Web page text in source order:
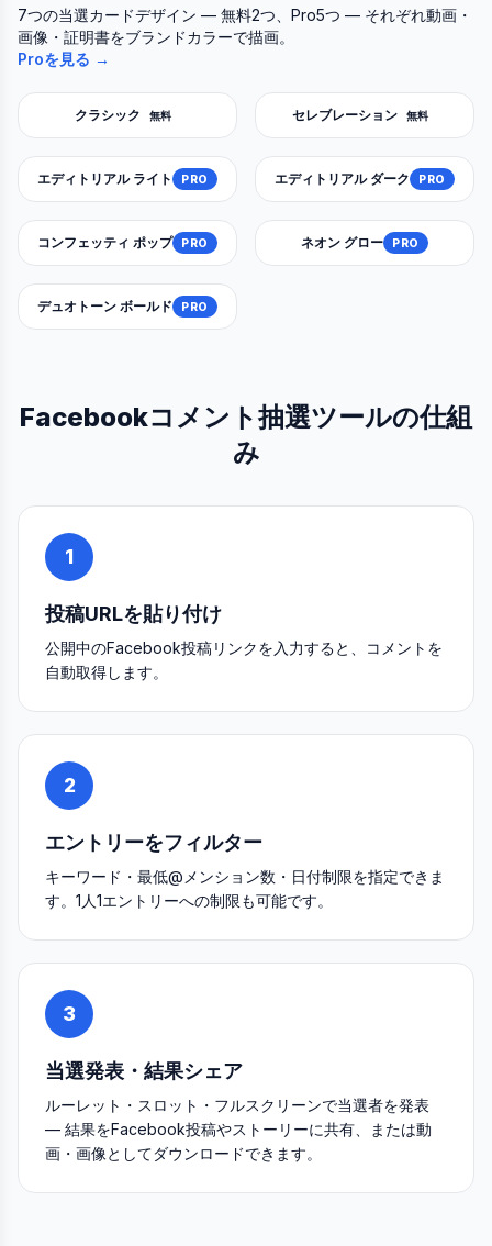
7つの当選カードデザイン — 無料2つ、Pro5つ — それぞれ動画・
画像・証明書をブランドカラーで描画。
Proを見る →
クラシック 無料 セレブレーション 無料
エディトリアル ライト PRO エディトリアル ダーク PRO
コンフェッティ ポップ PRO ネオン グロー PRO
デュオトーン ボールド PRO
Facebookコメント抽選ツールの仕組
み
1
投稿URLを貼り付け
公開中のFacebook投稿リンクを入力すると、コメントを
自動取得します。
2
エントリーをフィルター
キーワード・最低@メンション数・日付制限を指定できま
す。1人1エントリーへの制限も可能です。
3
当選発表・結果シェア
ルーレット・スロット・フルスクリーンで当選者を発表
— 結果をFacebook投稿やストーリーに共有、または動
画・画像としてダウンロードできます。